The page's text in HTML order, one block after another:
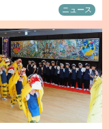
ニュース